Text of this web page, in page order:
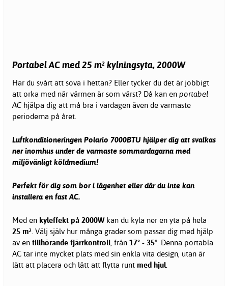
Portabel AC med 25 m² kylningsyta, 2000W
Har du svårt att sova i hettan? Eller tycker du det är jobbigt
att orka med när värmen är som värst? Då kan en portabel
AC hjälpa dig att må bra i vardagen även de varmaste
perioderna på året.
Luftkonditioneringen Polario 7000BTU hjälper dig att svalkas
ner inomhus under de varmaste sommardagarna med
miljövänligt köldmedium!
Perfekt för dig som bor i lägenhet eller där du inte kan
installera en fast AC.
Med en kyleffekt på 2000Wkan du kyla ner en yta på hela
25 m². Välj själv hur många grader som passar dig med hjälp
av en tillhörande fjärrkontroll, från 17° - 35°. Denna portabla
AC tar inte mycket plats med sin enkla vita design, utan är
lätt att placera och lätt att flytta runt med hjul.